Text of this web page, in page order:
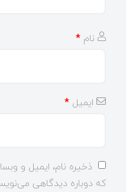
نام *
ایمیل *
ذخیره نام، ایمیل و
که دوباره دیدگاهی